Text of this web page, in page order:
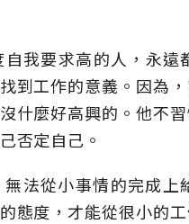
我要求高的人，永遠
到工作的意義。因為
什麼好高興的。他不
否定自己。
法從小事情的完成
態度，才能從很小的